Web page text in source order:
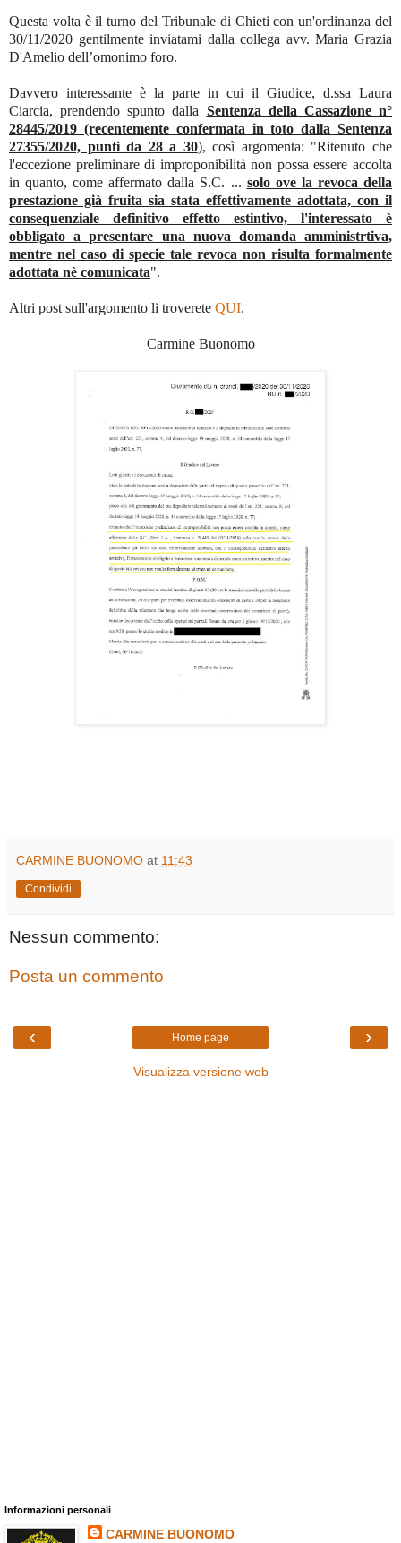
Questa volta è il turno del Tribunale di Chieti con un'ordinanza del
30/11/2020 gentilmente inviatami dalla collega avv. Maria Grazia
D'Amelio dell’omonimo foro.
Davvero interessante è la parte in cui il Giudice, d.ssa Laura
Ciarcia, prendendo spunto dalla Sentenza della Cassazione n°
28445/2019 (recentemente confermata in toto dalla Sentenza
27355/2020, punti da 28 a 30), così argomenta: "Ritenuto che
l'eccezione preliminare di improponibilità non possa essere accolta
in quanto, come affermato dalla S.C. ... solo ove la revoca della
prestazione già fruita sia stata effettivamente adottata, con il
consequenziale definitivo effetto estintivo, l'interessato è
obbligato a presentare una nuova domanda amministrtiva,
mentre nel caso di specie tale revoca non risulta formalmente
adottata nè comunicata".
Altri post sull'argomento li troverete QUI.
Carmine Buonomo
CARMINE BUONOMO at 11:43
Condividi
Nessun commento:
Posta un commento
‹ ›
Home page
Visualizza versione web
Informazioni personali
CARMINE BUONOMO